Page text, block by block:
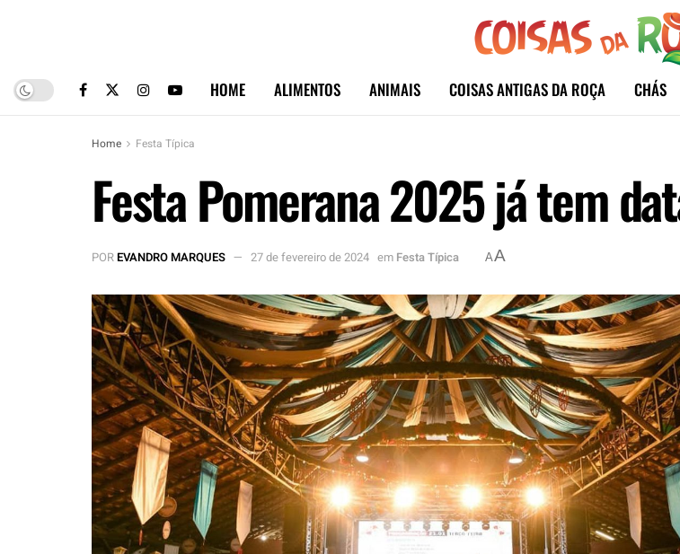
HOME ALIMENTOS ANIMAIS COISAS ANTIGAS DA ROÇA CHÁS
Home Festa Típica
Festa Pomerana 2025 já tem
POREVANDRO MARQUES 27 de fevereiro de 2024 em Festa Típica AA